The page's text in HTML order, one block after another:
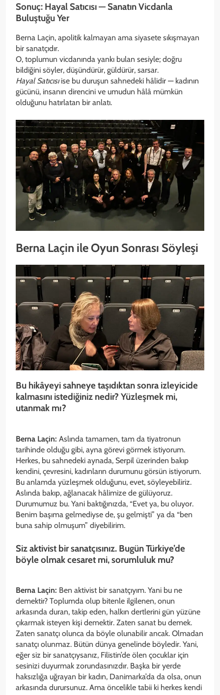
Sonuç: Hayal Satıcısı — Sanatın Vicdanla
Buluştuğu Yer
Berna Laçin, apolitik kalmayan ama siyasete sıkışmayan
bir sanatçıdır.
O, toplumun vicdanında yankı bulan sesiyle; doğru
bildiğini söyler, düşündürür, güldürür, sarsar.
Hayal Satıcısıise bu duruşun sahnedeki hâlidir — kadının
gücünü, insanın direncini ve umudun hâlâ mümkün
olduğunu hatırlatan bir anlatı.
Berna Laçin ile Oyun Sonrası Söyleşi
Bu hikâyeyi sahneye taşıdıktan sonra izleyicide
kalmasını istediğiniz nedir? Yüzleşmek mi,
utanmak mı?
Berna Laçin: Aslında tamamen, tam da tiyatronun
tarihinde olduğu gibi, ayna görevi görmek istiyorum.
Herkes, bu sahnedeki aynada, Serpil üzerinden bakıp
kendini, çevresini, kadınların durumunu görsün istiyorum.
Bu anlamda yüzleşmek olduğunu, evet, söyleyebiliriz.
Aslında bakıp, ağlanacak hâlimize de gülüyoruz.
Durumumuz bu. Yani baktığınızda, “Evet ya, bu oluyor.
Benim başıma gelmediyse de, şu gelmişti” ya da “ben
buna sahip olmuşum” diyebilirim.
Siz aktivist bir sanatçısınız. Bugün Türkiye’de
böyle olmak cesaret mi, sorumluluk mu?
Berna Laçin: Ben aktivist bir sanatçıyım. Yani bu ne
demektir? Toplumda olup bitenle ilgilenen, onun
arkasında duran, takip eden, halkın dertlerini gün yüzüne
çıkarmak isteyen kişi demektir. Zaten sanat bu demek.
Zaten sanatçı olunca da böyle olunabilir ancak. Olmadan
sanatçı olunmaz. Bütün dünya genelinde böyledir. Yani,
eğer siz bir sanatçıysanız, Filistin’de ölen çocuklar için
sesinizi duyurmak zorundasınızdır. Başka bir yerde
haksızlığa uğrayan bir kadın, Danimarka’da da olsa, onun
arkasında durursunuz. Ama öncelikle tabii ki herkes kendi